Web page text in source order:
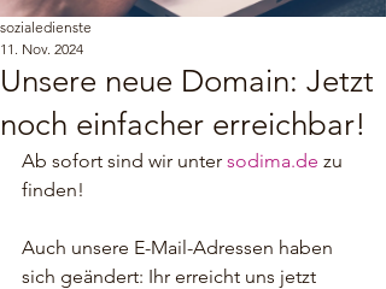
Unsere neue Domain: Jetzt
noch einfacher erreichbar!
sozialedienste
11. Nov. 2024
Ab sofort sind wir unter sodima.de zu
finden!
Auch unsere E-Mail-Adressen haben
sich geändert: Ihr erreicht uns jetzt